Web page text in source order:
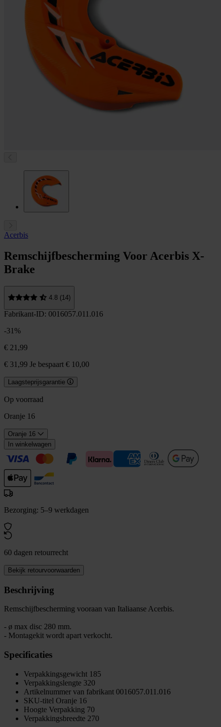
Acerbis
Remschijfbescherming Voor Acerbis X-
Brake
4.8 (14)
Fabrikant-ID: 0016057.011.016
-31%
€ 21,99
€ 31,99 Je bespaart € 10,00
Laagsteprijsgarantie
Op voorraad
Oranje 16
Oranje 16
In winkelwagen
Bezorging: 5–9 werkdagen
60 dagen retourrecht
Bekijk retourvoorwaarden
Beschrijving
Remschijfbescherming vooraan van Italiaanse Acerbis.
- ø max disc 280 mm.
- Montagekit wordt apart verkocht.
Specificaties
Verpakkingsgewicht 185
Verpakkingslengte 320
Artikelnummer van fabrikant 0016057.011.016
SKU-titel Oranje 16
Hoogte Verpakking 70
Verpakkingsbreedte 270